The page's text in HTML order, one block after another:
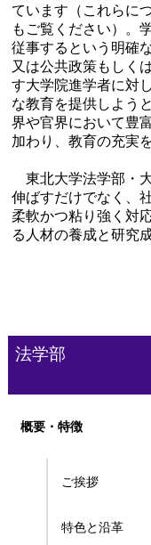
ています（これらに
もご覧ください）。
従事するという明確
又は公共政策もしく
す大学院進学者に対
な教育を提供しよう
界や官界において豊
加わり、教育の充実
東北大学法学部・
伸ばすだけでなく、
柔軟かつ粘り強く対
る人材の養成と研究
法学部
概要・特徴
ご挨拶
特色と沿革